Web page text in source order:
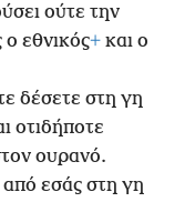
ούτε την
ο εθνικός+ και ο
δέσετε στη γη
οτιδήποτε
ουρανό.
εσάς στη γη